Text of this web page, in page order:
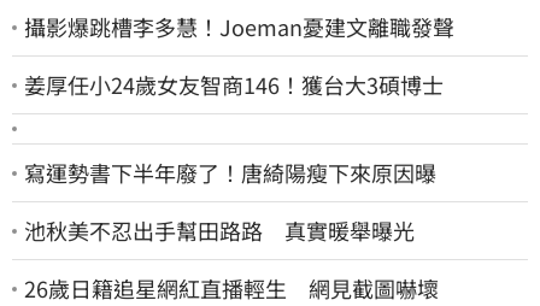
攝影爆跳槽李多慧！Joeman憂建文離職發聲
姜厚任小24歲女友智商146！獲台大3碩博士
寫運勢書下半年廢了！唐綺陽瘦下來原因曝
池秋美不忍出手幫田路路 真實暖舉曝光
26歲日籍追星網紅直播輕生 網見截圖嚇壞